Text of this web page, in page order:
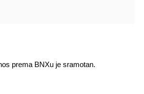
prema BNXu je sramotan.